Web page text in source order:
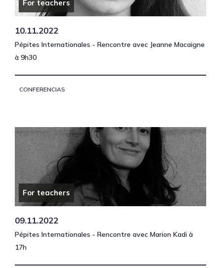
For teachers
10.11.2022
Pépites Internationales - Rencontre avec Jeanne Macaigne
à 9h30
CONFERENCIAS
For teachers
09.11.2022
Pépites Internationales - Rencontre avec Marion Kadi à
17h